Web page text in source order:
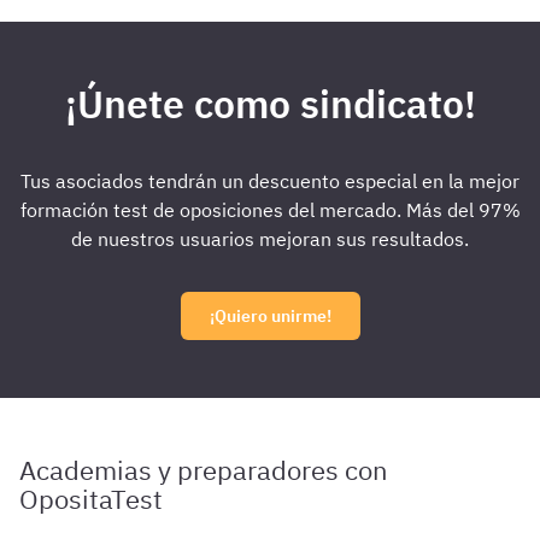
¡Únete como sindicato!
Tus asociados tendrán un descuento especial en la mejor
formación test de oposiciones del mercado. Más del 97%
de nuestros usuarios mejoran sus resultados.
¡Quiero unirme!
Academias y preparadores con
OpositaTest